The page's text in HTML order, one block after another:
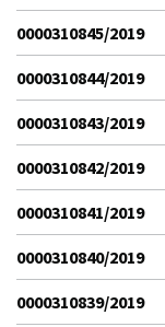
0000310845/2019
0000310844/2019
0000310843/2019
0000310842/2019
0000310841/2019
0000310840/2019
0000310839/2019